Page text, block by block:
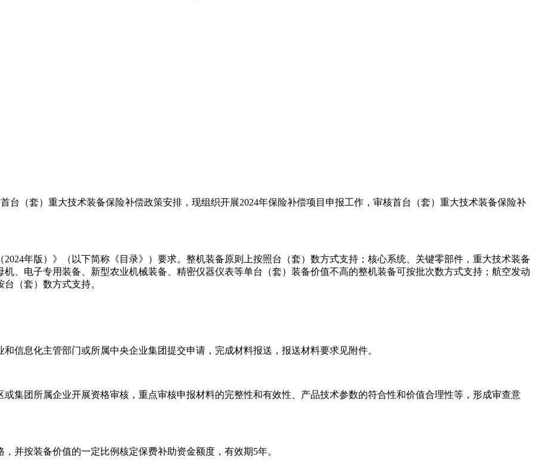
台（套）重大技术装备保险补偿政策安排，现组织开展2024年保险补偿项目申报工作，审核首台（套）重大技术装备保险补
年版）》（以下简称《目录》）要求。整机装备原则上按照台（套）数方式支持；核心系统、关键零部件，重大技术装备
、电子专用装备、新型农业机械装备、精密仪器仪表等单台（套）装备价值不高的整机装备可按批次数方式支持；航空发动
（套）数方式支持。
信息化主管部门或所属中央企业集团提交申请，完成材料报送，报送材料要求见附件。
集团所属企业开展资格审核，重点审核申报材料的完整性和有效性、产品技术参数的符合性和价值合理性等，形成审查意
并按装备价值的一定比例核定保费补助资金额度，有效期5年。